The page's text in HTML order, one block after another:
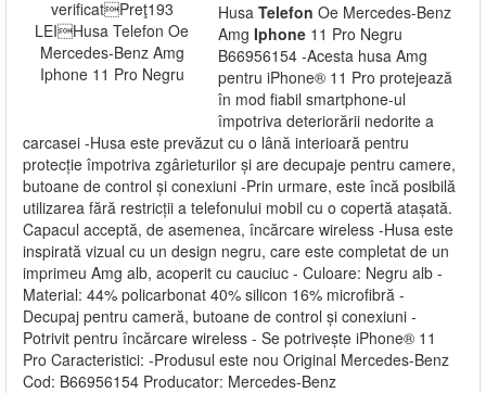
Husa Telefon Oe Mercedes-Benz
Amg Iphone 11 Pro Negru
B66956154 -Acesta husa Amg
pentru iPhone® 11 Pro protejează
în mod fiabil smartphone-ul
împotriva deteriorării nedorite a
carcasei -Husa este prevăzut cu o lână interioară pentru
protecție împotriva zgârieturilor și are decupaje pentru camere,
butoane de control și conexiuni -Prin urmare, este încă posibilă
utilizarea fără restricții a telefonului mobil cu o copertă atașată.
Capacul acceptă, de asemenea, încărcare wireless -Husa este
inspirată vizual cu un design negru, care este completat de un
imprimeu Amg alb, acoperit cu cauciuc - Culoare: Negru alb -
Material: 44% policarbonat 40% silicon 16% microfibră -
Decupaj pentru cameră, butoane de control și conexiuni -
Potrivit pentru încărcare wireless - Se potrivește iPhone® 11
Pro Caracteristici: -Produsul este nou Original Mercedes-Benz
Cod: B66956154 Producator: Mercedes-Benz